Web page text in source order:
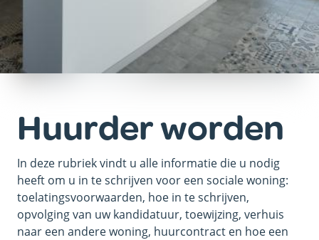
Huurder worden
In deze rubriek vindt u alle informatie die u nodig
heeft om u in te schrijven voor een sociale woning:
toelatingsvoorwaarden, hoe in te schrijven,
opvolging van uw kandidatuur, toewijzing, verhuis
naar een andere woning, huurcontract en hoe een